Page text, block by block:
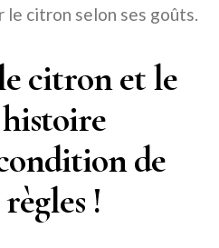
le citron selon ses goûts.
citron et le
de
!